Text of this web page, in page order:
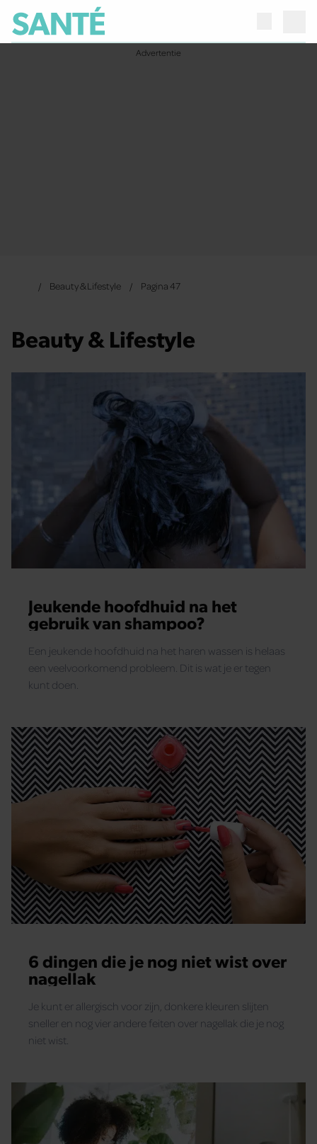
Beauty & Lifestyle Pagina 47
Beauty & Lifestyle
Jeukende hoofdhuid na het
gebruik van shampoo?
Een jeukende hoofdhuid na het haren wassen is helaas
een veelvoorkomend probleem. Dit is wat je er tegen
kunt doen.
6 dingen die je nog niet wist over
nagellak
Je kunt er allergisch voor zijn, donkere kleuren slijten
sneller en nog vier andere feiten over nagellak die je nog
niet wist.